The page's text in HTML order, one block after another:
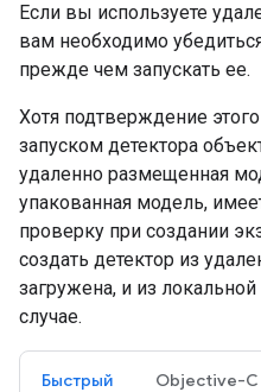
Если вы используете
вам необходимо
прежде чем запускать ее.
Хотя подтверждение
запуском детектора
удаленно размещенная
упакованная модель,
проверку при создании
создать детектор из
загружена, и из
случае.
Быстрый Objective-C